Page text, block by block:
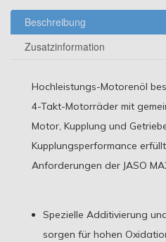
Beschreibung
Zusatzinformation
Hochleistungs-Motorenöl
4-Takt-Motorräder mit
Motor, Kupplung und
Kupplungsperformance
Anforderungen der JASO
Spezielle Additivierung
sorgen für hohen